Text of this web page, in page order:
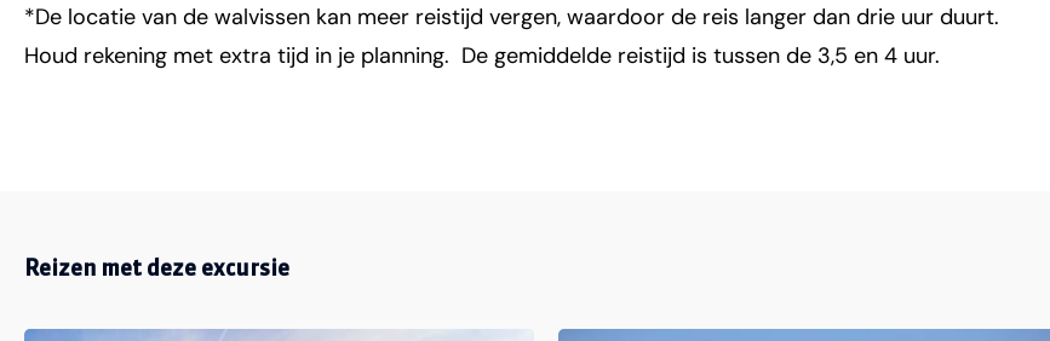
*De locatie van de walvissen kan meer reistijd vergen, waardoor de reis langer dan drie uur duurt.
Houd rekening met extra tijd in je planning. De gemiddelde reistijd is tussen de 3,5 en 4 uur.
Reizen met deze excursie